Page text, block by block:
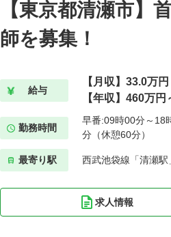
【東京都清瀬市】
師を募集！
給与
【月収】33.0万円
【年収】460万円
勤務時間
早番:09時00分～18
分（休憩60分）
最寄り駅 西武池袋線「清瀬
求人情報